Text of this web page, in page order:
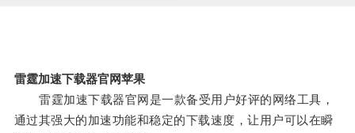
雷霆加速下载器官网苹果
雷霆加速下载器官网是一款备受用户好评的网络工具，
通过其强大的加速功能和稳定的下载速度，让用户可以在瞬